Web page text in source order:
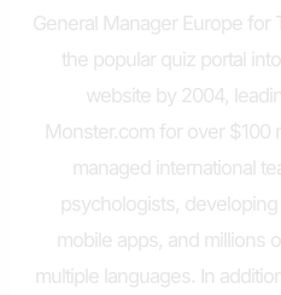
General Manager Europe for
the popular quiz portal
website by 2004,
Monster.com for over $100
managed international
psychologists,
mobile apps, and millions
multiple languages. In